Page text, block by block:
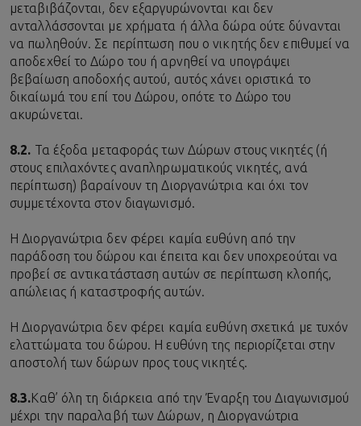
μεταβιβάζονται, δεν εξαργυρώνονται και δεν
ανταλλάσσονται με χρήματα ή άλλα δώρα ούτε δύνανται
να πωληθούν. Σε περίπτωση που ο νικητής δεν επιθυμεί να
αποδεχθεί το Δώρο του ή αρνηθεί να υπογράψει
βεβαίωση αποδοχής αυτού, αυτός χάνει οριστικά το
δικαίωμά του επί του Δώρου, οπότε το Δώρο του
ακυρώνεται.
8.2. Τα έξοδα μεταφοράς των Δώρων στους νικητές (ή
στους επιλαχόντες αναπληρωματικούς νικητές, ανά
περίπτωση) βαραίνουν τη Διοργανώτρια και όχι τον
συμμετέχοντα στον διαγωνισμό.
Η Διοργανώτρια δεν φέρει καμία ευθύνη από την
παράδοση του δώρου και έπειτα και δεν υποχρεούται να
προβεί σε αντικατάσταση αυτών σε περίπτωση κλοπής,
απώλειας ή καταστροφής αυτών.
Η Διοργανώτρια δεν φέρει καμία ευθύνη σχετικά με τυχόν
ελαττώματα του δώρου. Η ευθύνη της περιορίζεται στην
αποστολή των δώρων προς τους νικητές.
8.3.Καθ’ όλη τη διάρκεια από την Έναρξη του Διαγωνισμού
μέχρι την παραλαβή των Δώρων, η Διοργανώτρια